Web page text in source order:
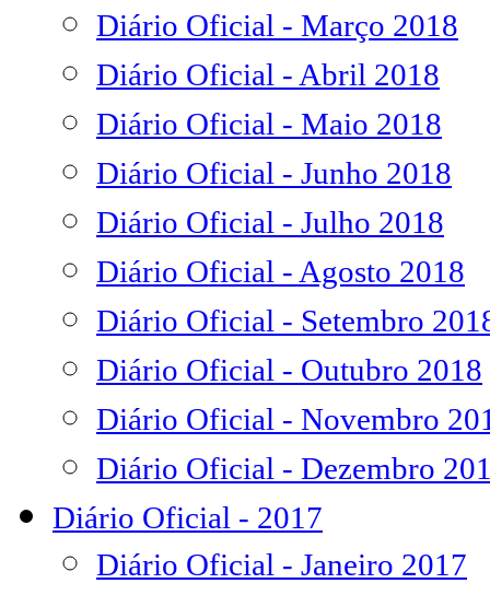
Diário Oficial - Março 2018
Diário Oficial - Abril 2018
Diário Oficial - Maio 2018
Diário Oficial - Junho 2018
Diário Oficial - Julho 2018
Diário Oficial - Agosto 2018
Diário Oficial - Setembro
Diário Oficial - Outubro 2018
Diário Oficial - Novembro
Diário Oficial - Dezembro
Diário Oficial - 2017
Diário Oficial - Janeiro 2017